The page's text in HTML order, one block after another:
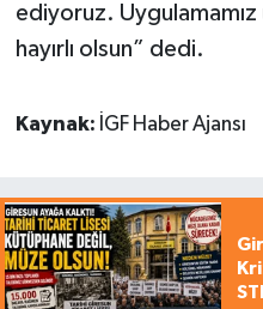
ediyoruz.
hayırlı olsun” dedi.
Kaynak: İGF Haber Ajansı